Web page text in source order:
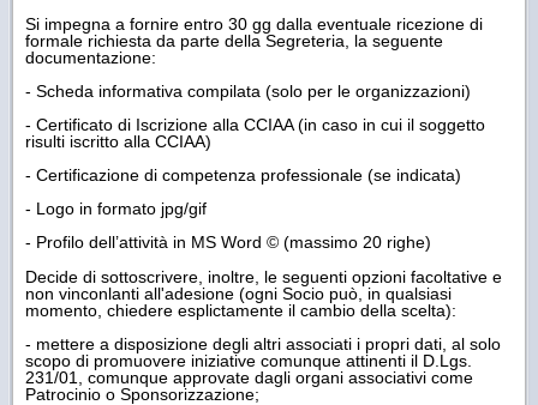
Si impegna a fornire entro 30 gg dalla eventuale ricezione di
formale richiesta da parte della Segreteria, la seguente
documentazione:
- Scheda informativa compilata (solo per le organizzazioni)
- Certificato di Iscrizione alla CCIAA (in caso in cui il soggetto
risulti iscritto alla CCIAA)
- Certificazione di competenza professionale (se indicata)
- Logo in formato jpg/gif
- Profilo dell’attività in MS Word © (massimo 20 righe)
Decide di sottoscrivere, inoltre, le seguenti opzioni facoltative e
non vinconlanti all'adesione (ogni Socio può, in qualsiasi
momento, chiedere esplictamente il cambio della scelta):
- mettere a disposizione degli altri associati i propri dati, al solo
scopo di promuovere iniziative comunque attinenti il D.Lgs.
231/01, comunque approvate dagli organi associativi come
Patrocinio o Sponsorizzazione;